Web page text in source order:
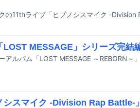
LOST MESSAGE」シリーズ完結
アルバム「LOST MESSAGE ～REBORN～
シスマイク -Division Rap Battle-